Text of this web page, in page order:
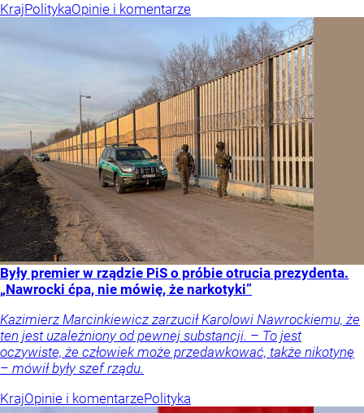
KrajPolitykaOpinie i komentarze
Były premier w rządzie PiS o próbie otrucia prezydenta.
„Nawrocki ćpa, nie mówię, że narkotyki”
Kazimierz Marcinkiewicz zarzucił Karolowi Nawrockiemu, że
ten jest uzależniony od pewnej substancji. – To jest
oczywiste, że człowiek może przedawkować, także nikotynę
– mówił były szef rządu.
KrajOpinie i komentarzePolityka